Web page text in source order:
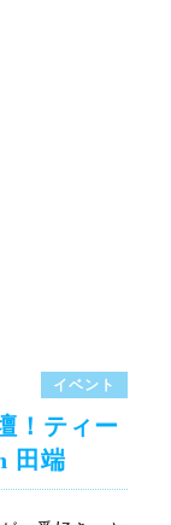
イベント
！ティー
田端